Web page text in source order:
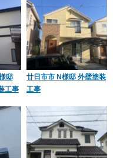
邸
工事
廿日市市 N様邸 外壁塗装
工事